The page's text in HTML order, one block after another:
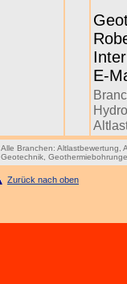
E-
Alle Branchen: Altlastbewertung
Geotechnik
Zurück nach oben